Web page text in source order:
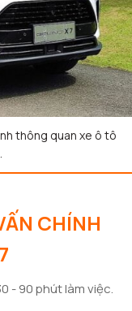
thông quan xe ô tô
CHÍNH
- 90 phút làm việc.